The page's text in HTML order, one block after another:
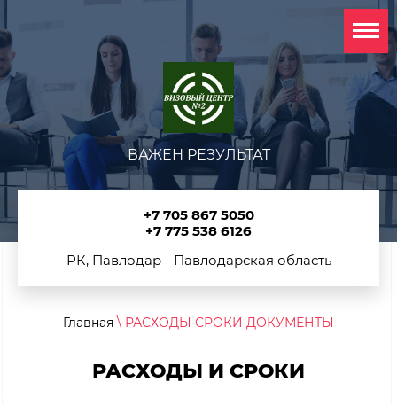
ВАЖЕН РЕЗУЛЬТАТ
+7 705 867 5050
+7 775 538 6126
РК, Павлодар - Павлодарская область
Главная \ РАСХОДЫ СРОКИ ДОКУМЕНТЫ
РАСХОДЫ И СРОКИ